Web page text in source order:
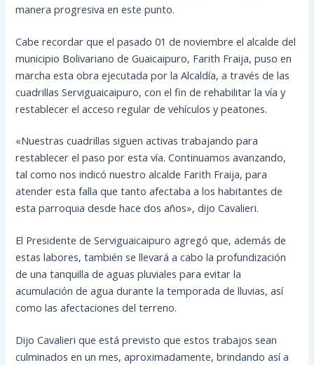
manera progresiva en este punto.
Cabe recordar que el pasado 01 de noviembre el alcalde del
municipio Bolivariano de Guaicaipuro, Farith Fraija, puso en
marcha esta obra ejecutada por la Alcaldía, a través de las
cuadrillas Serviguaicaipuro, con el fin de rehabilitar la vía y
restablecer el acceso regular de vehículos y peatones.
«Nuestras cuadrillas siguen activas trabajando para
restablecer el paso por esta vía. Continuamos avanzando,
tal como nos indicó nuestro alcalde Farith Fraija, para
atender esta falla que tanto afectaba a los habitantes de
esta parroquia desde hace dos años», dijo Cavalieri.
El Presidente de Serviguaicaipuro agregó que, además de
estas labores, también se llevará a cabo la profundización
de una tanquilla de aguas pluviales para evitar la
acumulación de agua durante la temporada de lluvias, así
como las afectaciones del terreno.
Dijo Cavalieri que está previsto que estos trabajos sean
culminados en un mes, aproximadamente, brindando así a